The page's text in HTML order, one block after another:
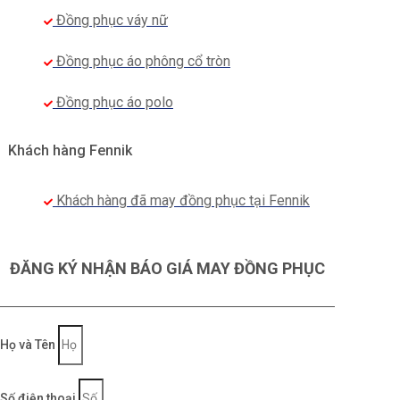
chuyên nghiệp mà còn hợp thời trang.
Phom áo đồng phục sơ mi nữ ngắn tay Kids Plaza
Tham khảo một số mẫu Áo đồng phục được
yêu thích nhất tại FENNIK:
Đồng phục váy nữ
Đồng phục áo phông cổ tròn
Đồng phục áo polo
Khách hàng Fennik
Khách hàng đã may đồng phục tại Fennik
ĐĂNG KÝ NHẬN BÁO GIÁ MAY ĐỒNG PHỤC
Họ và Tên